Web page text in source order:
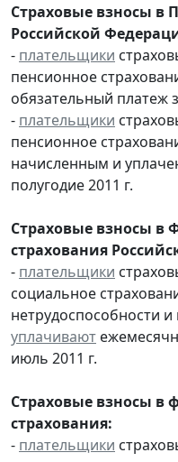
Страховые взносы в
Российской
- плательщики
пенсионное
обязательный платеж
- плательщики
пенсионное
начисленным и
полугодие 2011 г.
Страховые взносы в
страхования
- плательщики
социальное
нетрудоспособности
уплачивают
июль 2011 г.
Страховые взносы в
страхования:
- плательщики